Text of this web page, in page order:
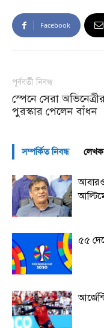
Facebook
পূর্ববর্তী নিবন্ধ
স্পেনে সেরা
পুরস্কার পেলেন বাঁধন
সম্পর্কিত নিবন্ধ
আবারও
৫৫